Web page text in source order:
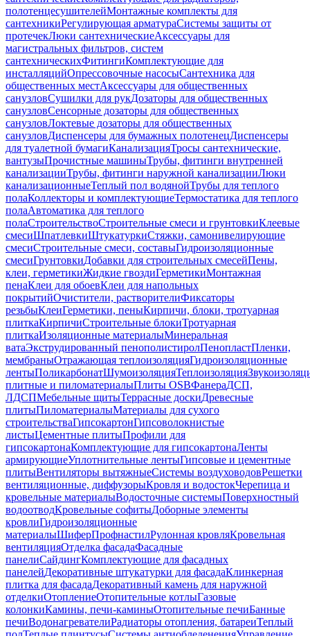
полотенцесушителейМонтажные комплекты для
сантехникиРегулирующая арматураСистемы защиты от
протечекЛюки сантехническиеАксессуары для
магистральных фильтров, систем
сантехническихФитингиКомплектующие для
инсталляцийОпрессовочные насосыСантехника для
общественных местАксессуары для общественных
санузловСушилки для рукДозаторы для общественных
санузловСенсорные дозаторы для общественных
санузловЛоктевые дозаторы для общественных
санузловДиспенсеры для бумажных полотенецДиспенсеры
для туалетной бумагиКанализацияТросы сантехнические,
вантузыПрочистные машиныТрубы, фитинги внутренней
канализацииТрубы, фитинги наружной канализацииЛюки
канализационныеТеплый пол водянойТрубы для теплого
полаКоллекторы и комплектующиеТермостатика для теплого
полаАвтоматика для теплого
полаСтроительствоСтроительные смеси и грунтовкиКлеевые
смесиШпатлевкиШтукатуркиСтяжки, самонивелирующие
смесиСтроительные смеси, составыГидроизоляционные
смесиГрунтовкиДобавки для строительных смесейПены,
клеи, герметикиЖидкие гвоздиГерметикиМонтажная
пенаКлеи для обоевКлеи для напольных
покрытийОчистители, растворителиФиксаторы
резьбыКлеиГерметики, пеныКирпичи, блоки, тротуарная
плиткаКирпичиСтроительные блокиТротуарная
плиткаИзоляционные материалыМинеральная
ватаЭкструдированный пенополистиролПенопластПленки,
мембраныОтражающая теплоизоляцияГидроизоляционные
лентыПоликарбонатШумоизоляцияТеплоизоляция
плитные и пиломатериалыПлиты OSBФанераДСП,
ЛДСПМебельные щитыТеррасные доскиДревесные
плитыПиломатериалыМатериалы для сухого
строительстваГипсокартонГипсоволокнистые
листыЦементные плитыПрофили для
гипсокартонаКомплектующие для гипсокартонаЛенты
армирующиеУплотнительные лентыГипсовые и цементные
плитыВентиляторы вытяжныеСистемы воздуховодовРешетки
вентиляционные, диффузорыКровля и водостокЧерепица и
кровельные материалыВодосточные системыПоверхностный
водоотводКровельные софитыДоборные элементы
кровлиГидроизоляционные
материалыШиферПрофнастилРулонная кровляКровельная
вентиляцияОтделка фасадаФасадные
панелиСайдингКомплектующие для фасадных
панелейДекоративные штукатурки для фасадаКлинкерная
плитка для фасадаДекоративный камень для наружной
отделкиОтоплениеОтопительные котлыГазовые
колонкиКамины, печи-каминыОтопительные печиБанные
печиВодонагревателиРадиаторы отопления, батареиТеплый